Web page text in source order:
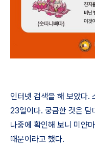
인터넷 검색을 해 보았다.
23일이다. 궁금한 것은 담
나중에 확인해 보니 미얀
때문이라고 했다.